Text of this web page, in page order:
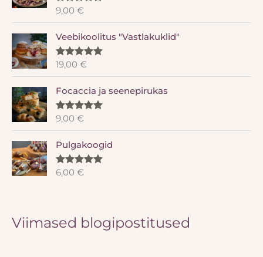
Hinnanguga
9,00 €
Veebikoolitus "Vastlakuklid"
Hinnanguga
19,00 €
Focaccia ja seenepirukas
Hinnanguga
9,00 €
Pulgakoogid
Hinnanguga
6,00 €
Viimased blogipostitused